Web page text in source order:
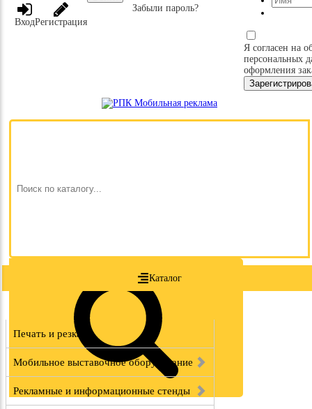
Каталог
ВходРегистрация
Забыли пароль?
Я согласен на
персональных
оформления
Печать и резка
Мобильное выставочное оборудование
Рекламные и информационные стенды